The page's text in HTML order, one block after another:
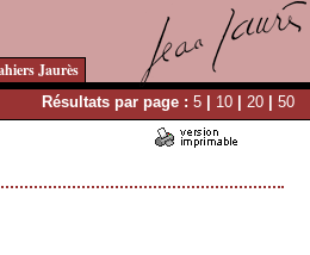
Jaurès
Résultats par page : 5 | 10 | 20 | 50